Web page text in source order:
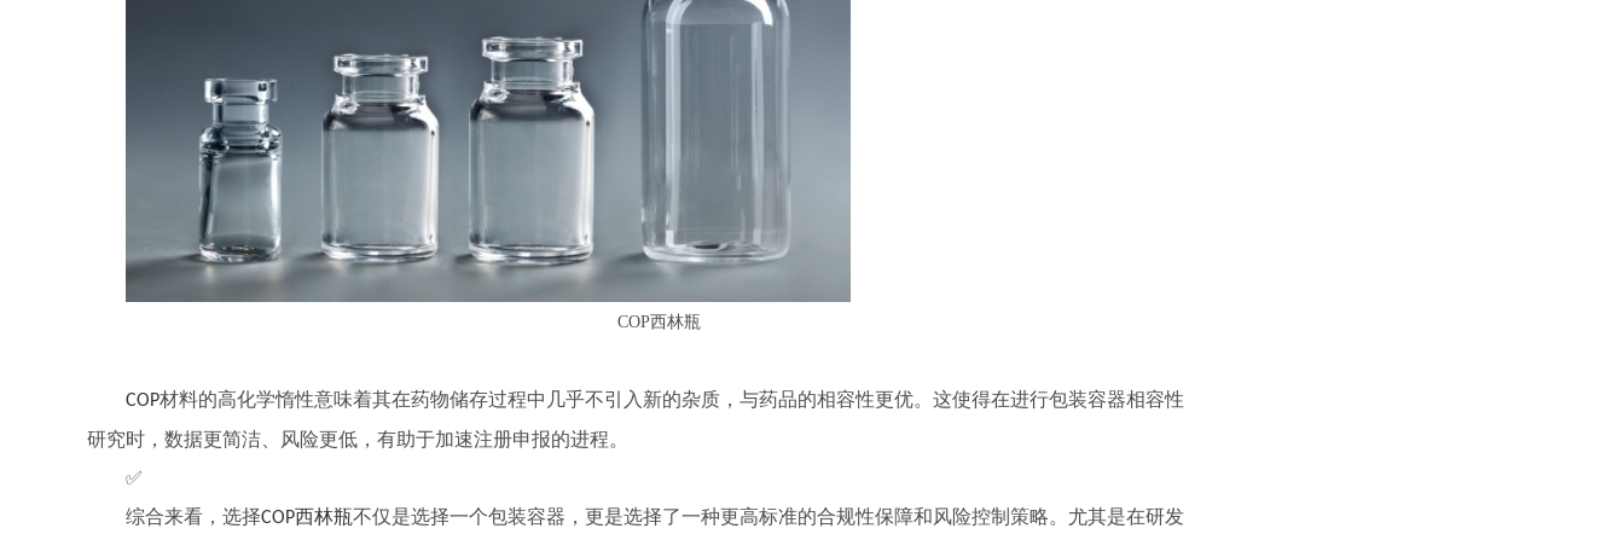
COP西林瓶
COP材料的高化学惰性意味着其在药物储存过程中几乎不引入新的杂质，与药品的相容性更优。这使得在进行包装容器相容性
研究时，数据更简洁、风险更低，有助于加速注册申报的进程。
✅
综合来看，选择COP西林瓶不仅是选择一个包装容器，更是选择了一种更高标准的合规性保障和风险控制策略。尤其是在研发